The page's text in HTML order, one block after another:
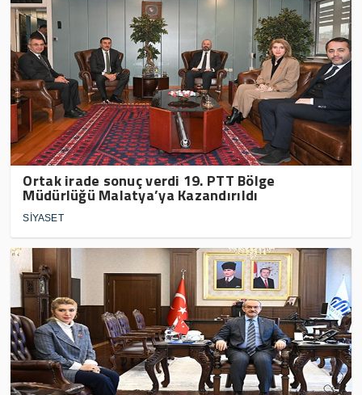
Ortak irade sonuç verdi 19. PTT Bölge
Müdürlüğü Malatya’ya Kazandırıldı
SİYASET